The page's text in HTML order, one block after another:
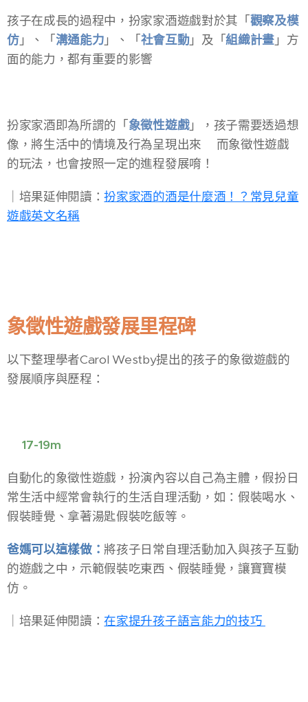
孩子在成長的過程中，扮家家酒遊戲對於其「觀察及模
仿」、「溝通能力」、「社會互動」及「組織計畫」方
面的能力，都有重要的影響💪🏻
扮家家酒即為所謂的「象徵性遊戲」， 孩子需要透過想
像，將生活中的情境及行為呈現出來🧑🏻‍🚒而象徵性遊戲
的玩法，也會按照一定的進程發展唷！
​｜培果延伸閱讀：扮家家酒的酒是什麼酒！？常見兒童
遊戲英文名稱
象徵性遊戲發展里程碑
以下整理學者Carol Westby提出的孩子的象徵遊戲的
發展順序與歷程：
📍17-19m
自動化的象徵性遊戲，扮演內容以自己為主體，假扮日
常生活中經常會執行的生活自理活動，如：假裝喝水、
假裝睡覺、拿著湯匙假裝吃飯等。
爸媽可以這樣做：將孩子日常自理活動加入與孩子互動
的遊戲之中，示範假裝吃東西、假裝睡覺，讓寶寶模
仿。
​｜培果延伸閱讀：在家提升孩子語言能力的技巧